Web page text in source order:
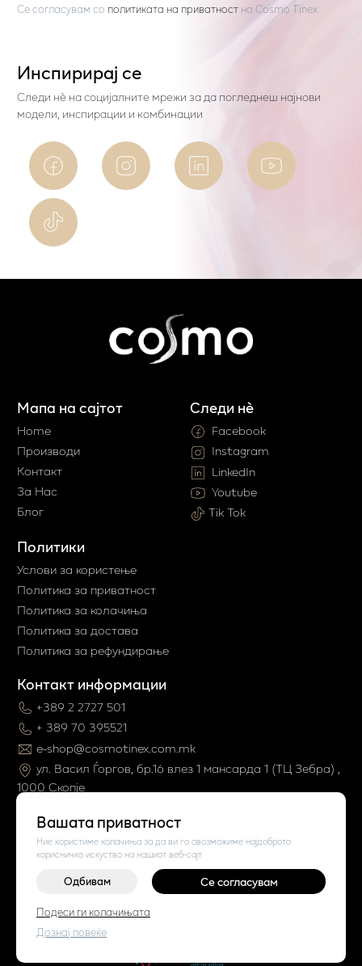
Вашата приватност
Ние користиме колачиња за да ви го овозможиме најдоброто
корисничко искуство на нашиот веб-сајт
Одбивам Се согласувам
Подеси ги колачињата
Дознај повеќе
Се согласувам со политиката на приватност на Cosmo Tinex
Инспирирај се
Следи нѐ на социјалните мрежи за да погледнеш најнови
модели, инспирации и комбинации
Мапа на сајтот
Home
Производи
Контакт
За Нас
Блог
Политики
Услови за користење
Политика за приватност
Политика за колачиња
Политика за достава
Политика за рефундирање
Контакт информации
+389 2 2727 501
+ 389 70 395521
e-shop@cosmotinex.com.mk
ул. Васил Ѓоргов, бр.16 влез 1 мaнсарда 1 (ТЦ Зебра) ,
1000 Скопје
Следи нè
Facebook
Instagram
LinkedIn
Youtube
Tik Tok
©2026Vendor x
Поставки за колачиња